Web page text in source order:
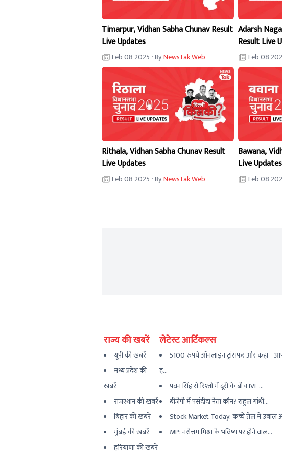
Timarpur, Vidhan Sabha Chunav Result
Live Updates
Feb 08 2025 · ByNewsTak Web
Adarsh
Result Live
Feb 08
Rithala, Vidhan Sabha Chunav Result
Live Updates
Feb 08 2025 · ByNewsTak Web
Bawana,
Live Updates
Feb 08
राज्य की खबरें
यूपी की खबरें
मध्य प्रदेश की
खबरें
राजस्थान की खबरें
बिहार की खबरें
मुंबई की खबरें
हरियाणा की खबरें
लेटेस्ट आर्टिकल्स
5100 रुपये ऑनलाइन ट्रांसफर और कहा-
ह...
पवन सिंह से रिश्तों में दूरी के बीच IVF ...
बीजेपी में पसंदीदा नेता कौन? राहुल गांधी...
Stock Market Today: कच्चे तेल में उबाल
MP: नरोत्तम मिश्रा के भविष्य पर होने वाल...